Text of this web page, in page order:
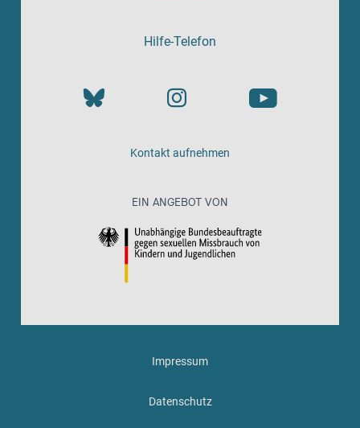
Hilfe-Telefon
Kontakt aufnehmen
EIN ANGEBOT VON
Impressum
Datenschutz